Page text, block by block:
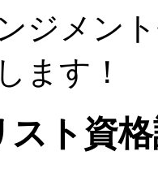
ジメン
ます！
ト資